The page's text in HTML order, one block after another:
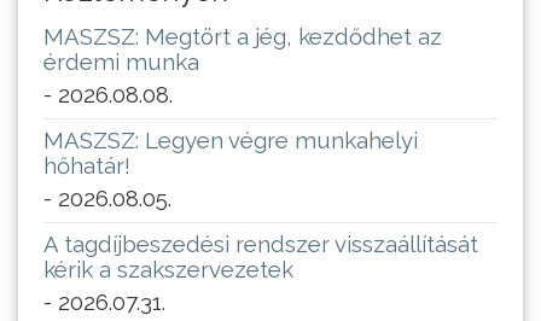
MASZSZ: Megtört a jég, kezdődhet az
érdemi munka
- 2026.08.08.
MASZSZ: Legyen végre munkahelyi
hőhatár!
- 2026.08.05.
A tagdíjbeszedési rendszer visszaállítását
kérik a szakszervezetek
- 2026.07.31.